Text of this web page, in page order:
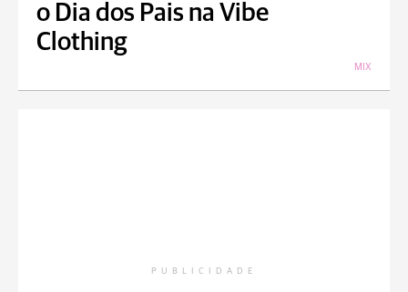
o Dia dos Pais na Vibe
Clothing
MIX
PUBLICIDADE